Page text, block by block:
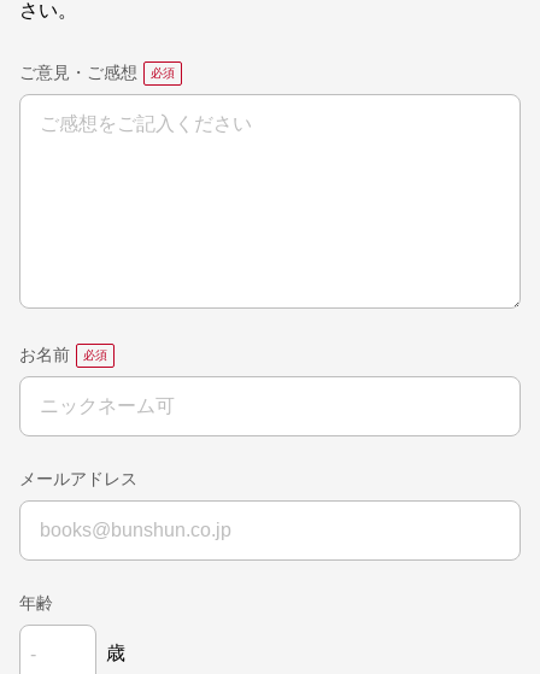
さい。
ご意見・ご感想
お名前
メールアドレス
年齢
歳